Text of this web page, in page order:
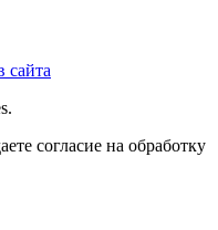
сайта
согласие на обработку